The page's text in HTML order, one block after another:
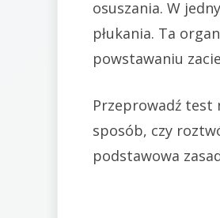
osuszania. W
płukania. Ta
powstawaniu
Przeprowadź test
sposób, czy
podstawowa